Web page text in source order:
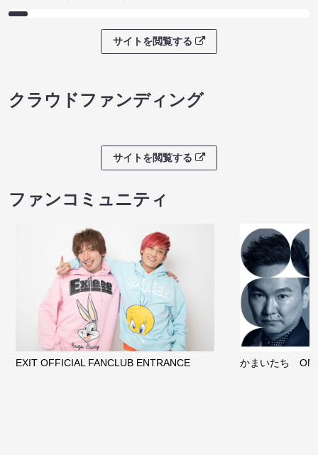
サイトを閲覧する
クラウドファンディング
サイトを閲覧する
ファンコミュニティ
EXIT OFFICIAL FANCLUB ENTRANCE かまいたち